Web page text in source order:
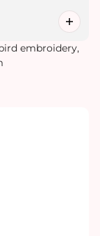
embroidery,